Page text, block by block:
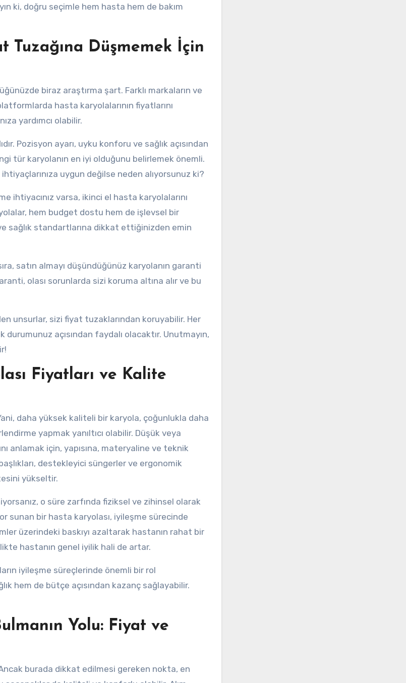
ki, doğru seçimle hem hasta hem de bakım
Tuzağına Düşmemek İçin
biraz araştırma şart. Farklı markaların ve
hasta karyolalarının fiyatlarını
yardımcı olabilir.
Pozisyon ayarı, uyku konforu ve sağlık açısından
tür karyolanın en iyi olduğunu belirlemek önemli.
uygun değilse neden alıyorsunuz ki?
ihtiyacınız varsa, ikinci el hasta karyolalarını
hem budget dostu hem de işlevsel bir
sağlık standartlarına dikkat ettiğinizden emin
satın almayı düşündüğünüz karyolanın garanti
olası sorunlarda sizi koruma altına alır ve bu
unsurlar, sizi fiyat tuzaklarından koruyabilir. Her
açısından faydalı olacaktır. Unutmayın,
Fiyatları ve Kalite
daha yüksek kaliteli bir karyola, çoğunlukla daha
yapmak yanıltıcı olabilir. Düşük veya
anlamak için, yapısına, materyaline ve teknik
destekleyici süngerler ve ergonomik
yükseltir.
o süre zarfında fiziksel ve zihinsel olarak
sunan bir hasta karyolası, iyileşme sürecinde
üzerindeki baskıyı azaltarak hastanın rahat bir
hastanın genel iyilik hali de artar.
iyileşme süreçlerinde önemli bir rol
hem de bütçe açısından kazanç sağlayabilir.
Yolu: Fiyat ve
burada dikkat edilmesi gereken nokta, en